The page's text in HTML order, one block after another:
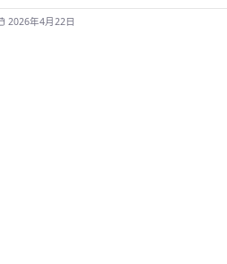
2026年4月22日